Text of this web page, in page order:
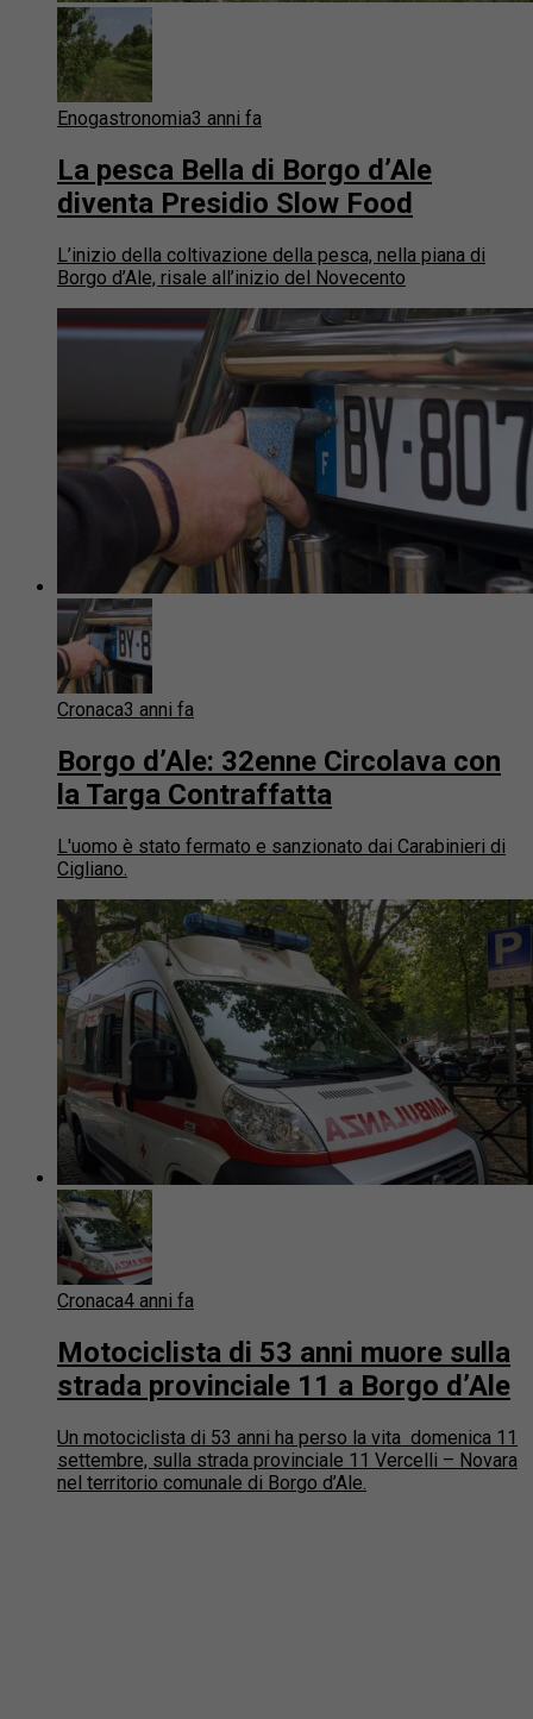
Enogastronomia3 anni fa
La pesca Bella di Borgo d’Ale
diventa Presidio Slow Food
L’inizio della coltivazione della pesca, nella piana di
Borgo d’Ale, risale all’inizio del Novecento
Cronaca3 anni fa
Borgo d’Ale: 32enne Circolava con
la Targa Contraffatta
L'uomo è stato fermato e sanzionato dai Carabinieri di
Cigliano.
Cronaca4 anni fa
Motociclista di 53 anni muore sulla
strada provinciale 11 a Borgo d’Ale
Un motociclista di 53 anni ha perso la vita domenica 11
settembre, sulla strada provinciale 11 Vercelli – Novara
nel territorio comunale di Borgo d’Ale.